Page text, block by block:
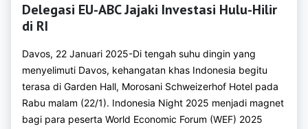
https://bkpmsanggau.org
https://bkpmsekadau.org
https://bkpmsintang.org
https://bkpmsingkawang.org
Delegasi EU-ABC Jajaki Investasi Hulu-Hilir
di RI
Davos, 22 Januari 2025-Di tengah suhu dingin yang
menyelimuti Davos, kehangatan khas Indonesia begitu
terasa di Garden Hall, Morosani Schweizerhof Hotel pada
Rabu malam (22/1). Indonesia Night 2025 menjadi magnet
bagi para peserta World Economic Forum (WEF) 2025